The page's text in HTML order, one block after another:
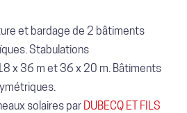
et bardage de 2 bâtiments
Stabulations
x 36 m et 36 x 20 m. Bâtiments
.
solaires par DUBECQ ET FILS